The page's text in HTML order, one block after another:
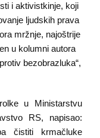
i aktivistkinje, koji
ljudskih prava
mržnje, najoštrije
u kolumni autora
bezobrazluka“,
u Ministarstvu
RS, napisao:
čistiti krmačluke